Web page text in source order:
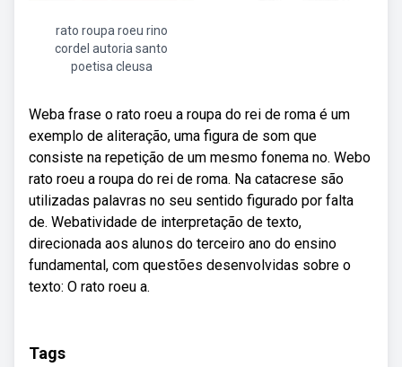
rato roupa roeu rino
cordel autoria santo
poetisa cleusa
Weba frase o rato roeu a roupa do rei de roma é um
exemplo de aliteração, uma figura de som que
consiste na repetição de um mesmo fonema no. Webo
rato roeu a roupa do rei de roma. Na catacrese são
utilizadas palavras no seu sentido figurado por falta
de. Webatividade de interpretação de texto,
direcionada aos alunos do terceiro ano do ensino
fundamental, com questões desenvolvidas sobre o
texto: O rato roeu a.
Tags